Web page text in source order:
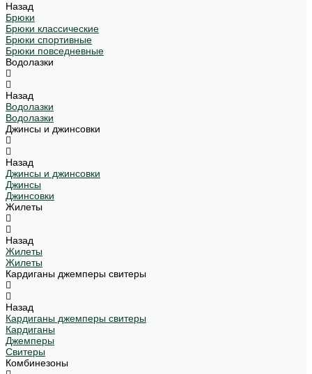
Назад
Брюки
Брюки классические
Брюки спортивные
Брюки повседневные
Водолазки
Назад
Водолазки
Водолазки
Джинсы и джинсовки
Назад
Джинсы и джинсовки
Джинсы
Джинсовки
Жилеты
Назад
Жилеты
Жилеты
Кардиганы джемперы свитеры
Назад
Кардиганы джемперы свитеры
Кардиганы
Джемперы
Свитеры
Комбинезоны